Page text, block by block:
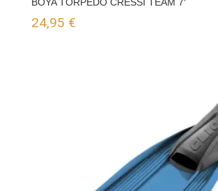
BOYA TORPEDO CRESSI TEAM 7′
24,95 €